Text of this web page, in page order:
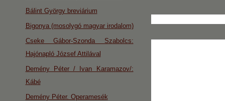
Bálint György breviárium
Bigonya (mosolygó magyar irodalom)
Cseke Gábor-Szonda Szabolcs:
Hajónapló József Attilával
Demény Péter / Ivan Karamazov/:
Kábé
Demény Péter. Operamesék